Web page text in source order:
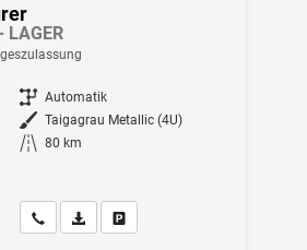
LAGER
Getriebe Automatik
Außenfarbe Taigagrau Metallic (4U)
Kilometerstand 80 km
Wir rufen Sie an
Fahrzeugexposé (PDF)
Fahrzeug parken